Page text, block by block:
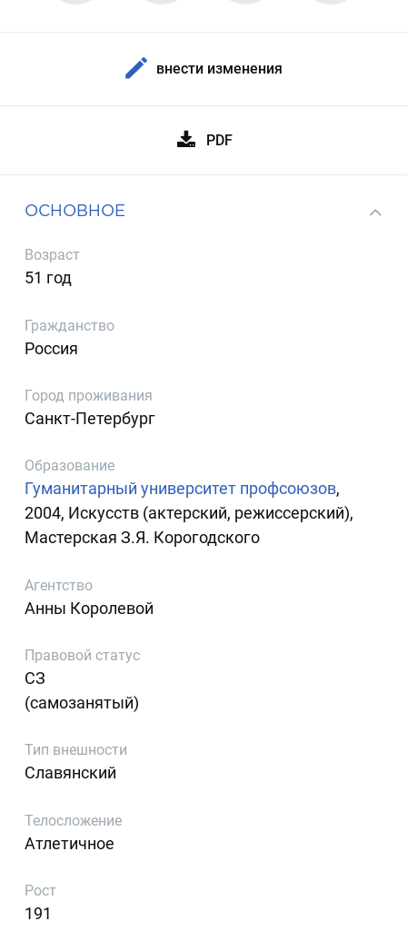
внести изменения
PDF
ОСНОВНОЕ
Возраст
51 год
Гражданство
Россия
Город проживания
Санкт-Петербург
Образование
Гуманитарный университет профсоюзов,
2004, Искусств (актерский, режиссерский),
Мастерская З.Я. Корогодского
Агентство
Анны Королевой
Правовой статус
СЗ
(самозанятый)
Тип внешности
Славянский
Телосложение
Атлетичное
Рост
191